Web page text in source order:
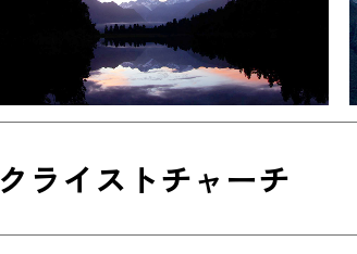
クライストチャーチ